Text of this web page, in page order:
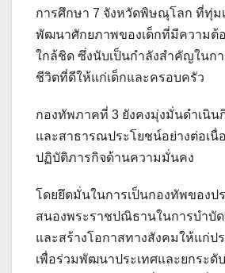
การศึกษา 7 จังหวัดพิษณุโลก ที่ทุ่ม
พัฒนาศักยภาพของเด็กที่มีความต้อ
ใกล้ชิด ซึ่งนับเป็นกำลังสำคัญในก
ชีวิตที่ดีให้แก่เด็กและครอบครัว
กองทัพภาคที่ 3 ยังคงมุ่งมั่นดำเนิน
และสาธารณประโยชน์อย่างต่อเนื่
ปฏิบัติภารกิจด้านความมั่นคง
โดยยึดมั่นในการเป็นกองทัพของป
สนองพระราชปณิธานในการบำบั
และสร้างโอกาสทางสังคมให้แก่ป
เพื่อร่วมพัฒนาประเทศและยกระ